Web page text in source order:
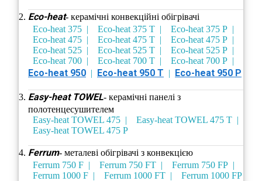
Eco-heat- керамічні конвекційні обігрівачі
Eco-heat 375
Eco-heat 375 T
Eco-heat 375 P
Eco-heat 475
Eco-heat 475 T
Eco-heat 475 P
Eco-heat 525
Eco-heat 525 Т
Eco-heat 525 P
Eco-heat 700
Eco-heat 700 T Eco-heat 700 P
Eco-heat 950 Eco-heat 950 T Eco-heat 950 P
Еasy-heat TOWEL- керамічні панелі з
полотенцесушителем
Еasy-heat TOWEL 475
Еasy-heat TOWEL 475 T
Еasy-heat TOWEL 475 P
Ferrum- металеві обігрівачі з конвекцією
Ferrum 750 F
Ferrum 750 FT
Ferrum 750 FP
Ferrum 1000 F
Ferrum 1000 FT Ferrum 1000 FP